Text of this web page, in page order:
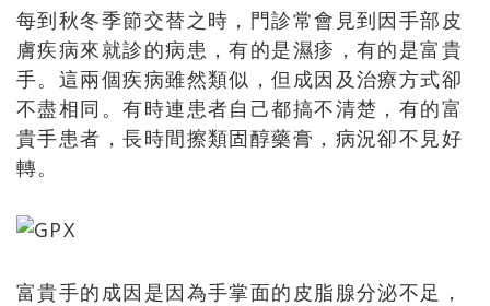
每到秋冬季節交替之時，門診常會見到因手部皮
膚疾病來就診的病患，有的是濕疹，有的是富貴
手。這兩個疾病雖然類似，但成因及治療方式卻
不盡相同。有時連患者自己都搞不清楚，有的富
貴手患者，長時間擦類固醇藥膏，病況卻不見好
轉。
富貴手的成因是因為手掌面的皮脂腺分泌不足，